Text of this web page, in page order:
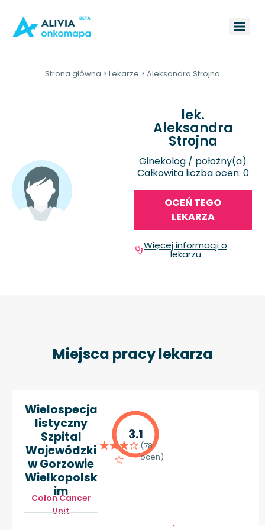
Strona główna > Lekarze > Aleksandra Strojna
lek.
Aleksandra
Strojna
Ginekolog / położny(a)
Całkowita liczba ocen: 0
OCEŃ TEGO
LEKARZA
Więcej informacji o
lekarzu
Miejsca pracy lekarza
Wielospecja
listyczny
Szpital
Wojewódzki
w Gorzowie
Wielkopolsk
im
Colon Cancer
Unit
3.1
(78
ocen)